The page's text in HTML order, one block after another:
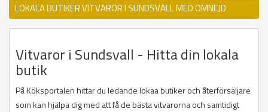
LOKALA BUTIKER VITVAROR I SUNDSVALL MED OMNEJD
Vitvaror i Sundsvall - Hitta din lokala
butik
På Köksportalen hittar du ledande lokaa butiker och återförsäljare
som kan hjälpa dig med att få de bästa vitvarorna och samtidigt